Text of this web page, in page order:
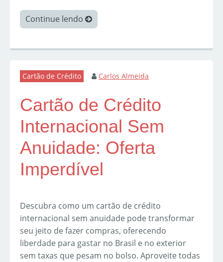
Continue lendo
Cartão de Crédito Carlos Almeida
Cartão de Crédito
Internacional Sem
Anuidade: Oferta
Imperdível
Descubra como um cartão de crédito
internacional sem anuidade pode transformar
seu jeito de fazer compras, oferecendo
liberdade para gastar no Brasil e no exterior
sem taxas que pesam no bolso. Aproveite todas